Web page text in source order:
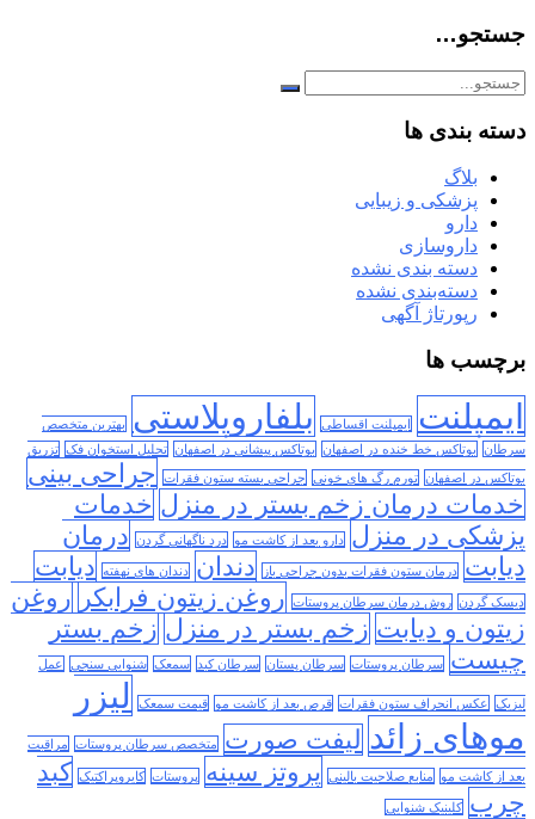
جستجو…
دسته بندی ها
بلاگ
پزشکی و زیبایی
دارو
داروسازی
دسته بندی نشده
دسته‌بندی نشده
رپورتاژ آگهی
برچسب ها
ایمپلنت ایمپلنت اقساطی بلفاروپلاستی
بهترین متخصص
سرطان بوتاکس خط خنده در اصفهان بوتاکس پیشانی در اصفهان تحلیل استخوان فک تزریق
بوتاکس در اصفهان تورم رگ های خونی جراحی بسته ستون فقرات
جراحی بینی
خدمات درمان زخم بستر در منزل خدمات
پزشکی در منزل دارو بعد از کاشت مو درد ناگهانی گردن درمان
دیابت درمان ستون فقرات بدون جراحی باز دندان دندان های نهفته دیابت
دیسک گردن روش درمان سرطان پروستات روغن زیتون فرابکر روغن
زیتون و دیابت زخم بستر در منزل زخم بستر
چیست سرطان پروستات سرطان پستان سرطان کبد سمعک شنوایی سنجی عمل
لیزیک عکس انحراف ستون فقرات قرص بعد از کاشت مو قیمت سمعک
لیزر
موهای زائد لیفت صورت متخصص سرطان پروستات مراقبت
بعد از کاشت مو منابع صلاحیت بالینی پروتز سینه پروستات کایروپراکتیک کبد
چرب کلینیک شنوایی